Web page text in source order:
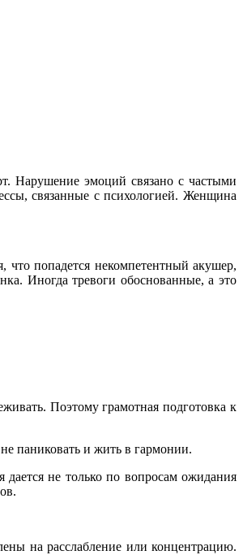
Нарушение эмоций связано с частыми
связанные с психологией. Женщина
попадется некомпетентный акушер,
Иногда тревоги обоснованные, а это
Поэтому грамотная подготовка к
паниковать и жить в гармонии.
не только по вопросам ожидания
на расслабление или концентрацию.